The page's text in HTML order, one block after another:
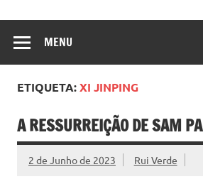
MENU
ETIQUETA:XI JINPING
A RESSURREIÇÃO DE SAM PA
2 de Junho de 2023 Rui Verde